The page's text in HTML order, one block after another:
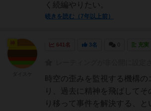
く続編やりたい。
続きを読む（7年以上前）
641名 3名 充実
時空の歪みを監視する機構
り、過去に精神を飛ばしてそ
り移って事件を解決する、と
神